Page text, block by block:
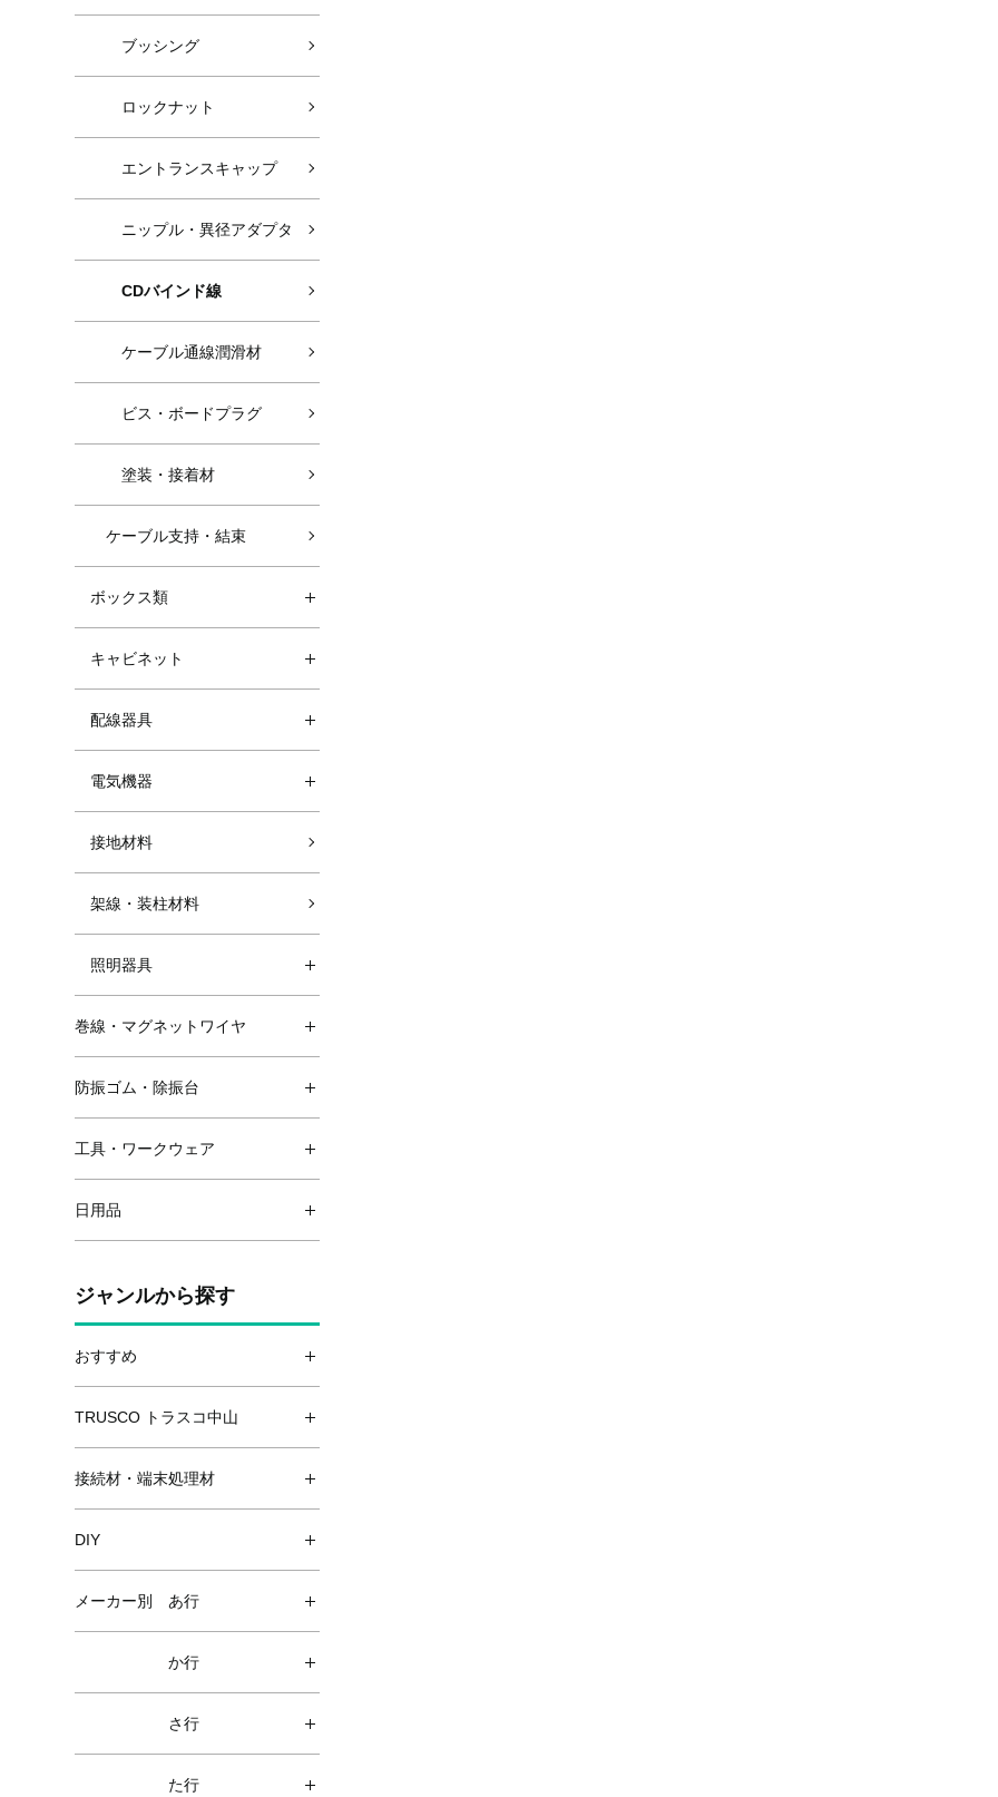
ブッシング
ロックナット
エントランスキャップ
ニップル・異径アダプタ
CDバインド線
ケーブル通線潤滑材
ビス・ボードプラグ
塗装・接着材
ケーブル支持・結束
ボックス類
キャビネット
配線器具
電気機器
接地材料
架線・装柱材料
照明器具
巻線・マグネットワイヤ
防振ゴム・除振台
工具・ワークウェア
日用品
ジャンルから探す
おすすめ
TRUSCO トラスコ中山
接続材・端末処理材
DIY
メーカー別 あ行
か行
さ行
た行